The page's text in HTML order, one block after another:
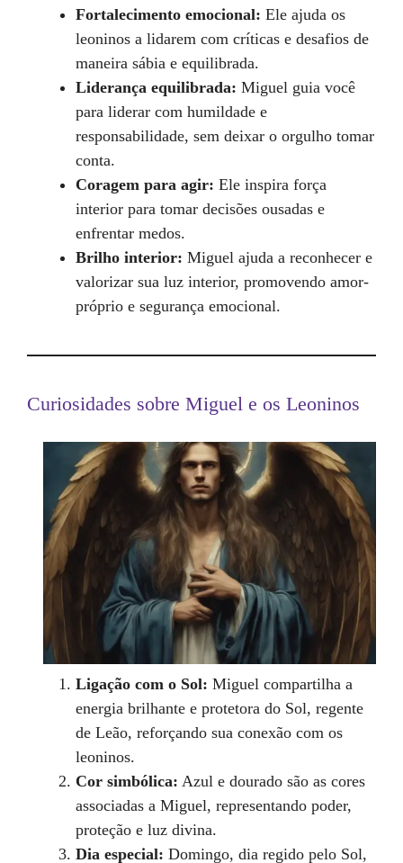
Fortalecimento emocional: Ele ajuda os
leoninos a lidarem com críticas e desafios de
maneira sábia e equilibrada.
Liderança equilibrada: Miguel guia você
para liderar com humildade e
responsabilidade, sem deixar o orgulho tomar
conta.
Coragem para agir: Ele inspira força
interior para tomar decisões ousadas e
enfrentar medos.
Brilho interior: Miguel ajuda a reconhecer e
valorizar sua luz interior, promovendo amor-
próprio e segurança emocional.
Curiosidades sobre Miguel e os Leoninos
Ligação com o Sol: Miguel compartilha a
energia brilhante e protetora do Sol, regente
de Leão, reforçando sua conexão com os
leoninos.
Cor simbólica: Azul e dourado são as cores
associadas a Miguel, representando poder,
proteção e luz divina.
Dia especial: Domingo, dia regido pelo Sol,